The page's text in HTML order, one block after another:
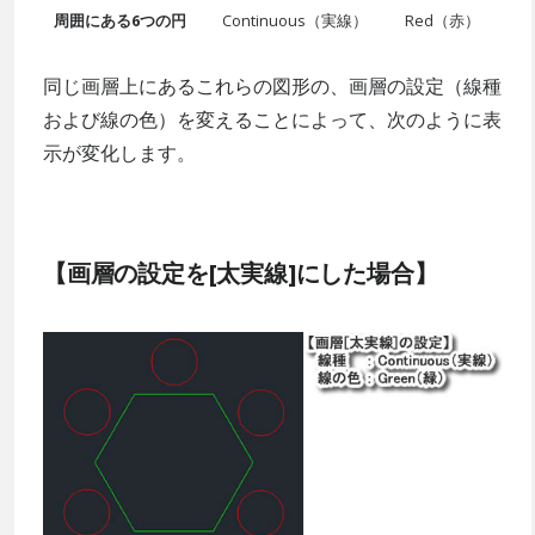
周囲にある6つの円 Continuous（実線） Red（赤）
同じ画層上にあるこれらの図形の、画層の設定（線種
および線の色）を変えることによって、次のように表
示が変化します。
【画層の設定を[太実線]にした場合】